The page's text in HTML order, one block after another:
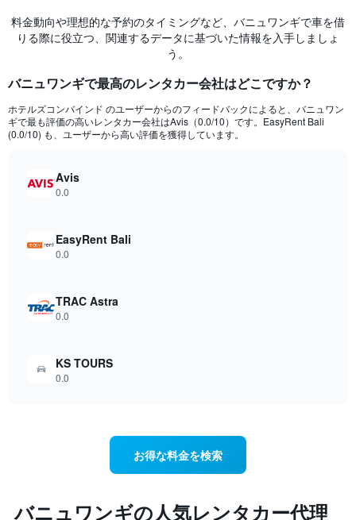
料金動向や理想的な予約のタイミングなど、バニュワンギで車を借
りる際に役立つ、関連するデータに基づいた情報を入手しましょ
う。
バニュワンギ​で最高のレンタカー会社はどこですか？
ホテルズコンバインド のユーザーからのフィードバックによると、バニュワン
ギで最も評価の高いレンタカー会社はAvis​（0.0/10）です。EasyRent Bali
(0.0/10) も、ユーザーから高い評価を獲得しています。
Avis
0.0
EasyRent Bali
0.0
TRAC Astra
0.0
KS TOURS
0.0
お得な料金を検索
バニュワンギ​の人気レンタカー代理